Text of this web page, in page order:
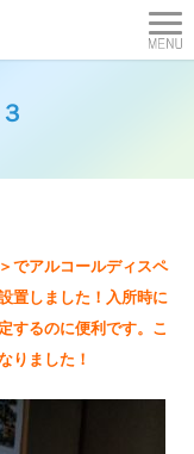
でアルコールディスペ
置しました！入所時に
するのに便利です。こ
りました！